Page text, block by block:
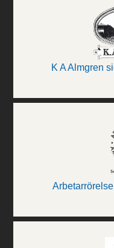
K A Almgren